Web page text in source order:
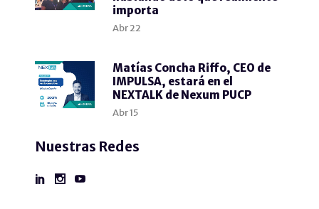
importa
Abr22
Matías Concha Riffo, CEO de
IMPULSA, estará en el
NEXTALK de Nexum PUCP
Abr15
Nuestras Redes